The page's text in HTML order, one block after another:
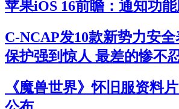
苹果iOS 16前瞻：通知功
C-NCAP发10款新势力安
保护强到惊人 最差的惨不
《魔兽世界》怀旧服资料